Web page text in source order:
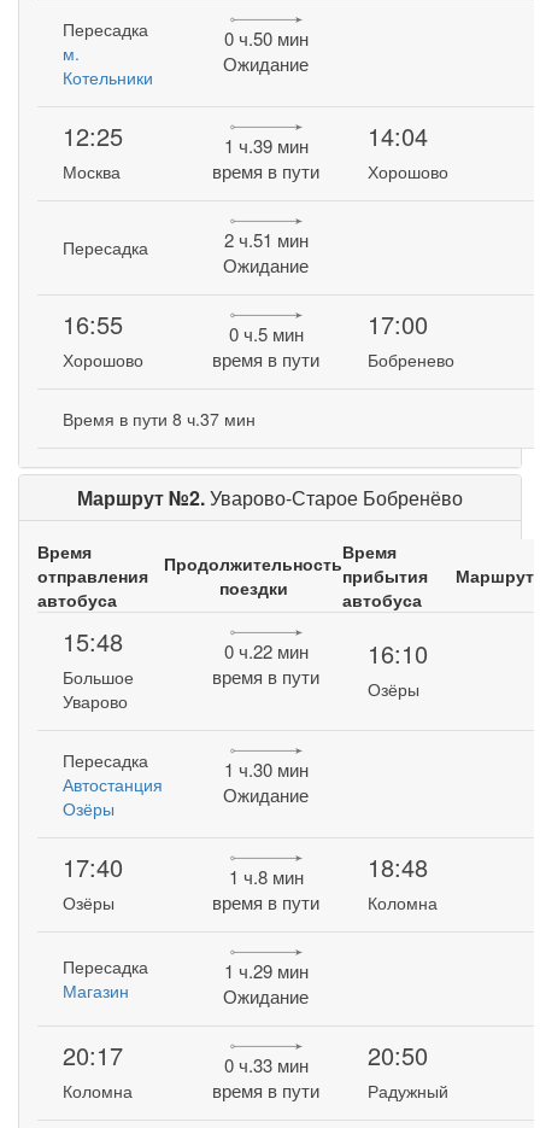
Пересадка
м.
Котельники
0 ч.50 мин
Ожидание
12:25
Москва
1 ч.39 мин
время в пути
14:04
Хорошово
Пересадка
2 ч.51 мин
Ожидание
16:55
Хорошово
0 ч.5 мин
время в пути
17:00
Бобренево
Время в пути 8 ч.37 мин
Маршрут №2.Уварово-Старое Бобренёво
Время
отправления
автобуса
Продолжительность
поездки
Время
прибытия
автобуса
Маршрут
15:48
Большое
Уварово
0 ч.22 мин
время в пути
16:10
Озёры
Пересадка
Автостанция
Озёры
1 ч.30 мин
Ожидание
17:40
Озёры
1 ч.8 мин
время в пути
18:48
Коломна
Пересадка
Магазин
1 ч.29 мин
Ожидание
20:17
Коломна
0 ч.33 мин
время в пути
20:50
Радужный